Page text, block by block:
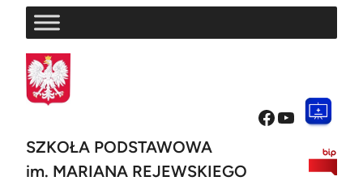
Przejdź
treści
SZKOŁA PODSTAWOWA
im. MARIANA REJEWSKIEGO
Facebook
YouTube